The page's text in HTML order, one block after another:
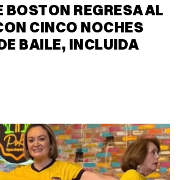
BOSTON REGRESA AL
CINCO NOCHES
BAILE, INCLUIDA